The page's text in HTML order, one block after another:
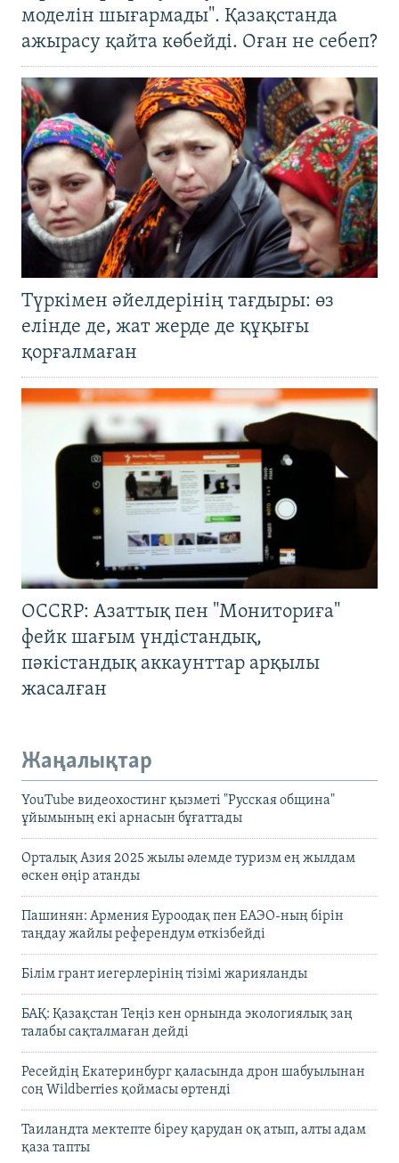
моделін шығармады". Қазақстанда
ажырасу қайта көбейді. Оған не себеп?
Түркімен әйелдерінің тағдыры: өз
елінде де, жат жерде де құқығы
қорғалмаған
OCCRP: Азаттық пен "Мониториға"
фейк шағым үндістандық,
пәкістандық аккаунттар арқылы
жасалған
Жаңалықтар
YouTube видеохостинг қызметі "Русская община"
ұйымының екі арнасын бұғаттады
Орталық Азия 2025 жылы әлемде туризм ең жылдам
өскен өңір атанды
Пашинян: Армения Еуроодақ пен ЕАЭО-ның бірін
таңдау жайлы референдум өткізбейді
Білім грант иегерлерінің тізімі жарияланды
БАҚ: Қазақстан Теңіз кен орнында экологиялық заң
талабы сақталмаған дейді
Ресейдің Екатеринбург қаласында дрон шабуылынан
соң Wildberries қоймасы өртенді
Таиландта мектепте біреу қарудан оқ атып, алты адам
қаза тапты